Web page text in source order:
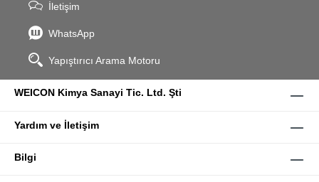
İletişim
WhatsApp
Yapıştırıcı Arama Motoru
WEICON Kimya Sanayi Tic. Ltd. Şti
Yardım ve İletişim
Bilgi